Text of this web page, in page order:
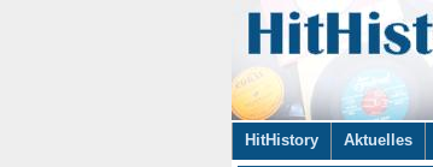
Navigation
überspringen
HitHistory Aktuelles